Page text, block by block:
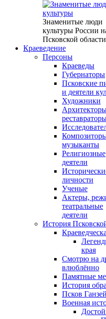
Знаменитые люди
культуры России
Псковской области
Краеведение
Персоны
Краеведы
Губернаторы
Псковские
и деятели
Художники
музыканты
Религиозные
деятели
личности
Ученые
Актеры,
театральные
деятели
История
края
Смотрю на
влюблённо
Памятные
История
Псков
Военная